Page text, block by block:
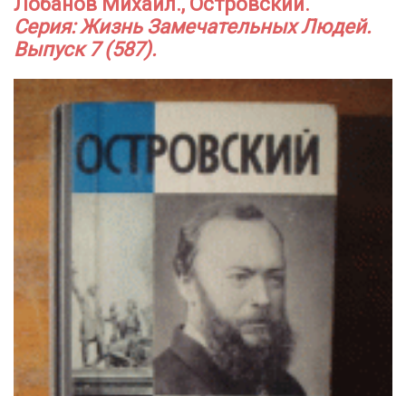
Серия: Жизнь Замечательных Людей.
Выпуск 7 (587).